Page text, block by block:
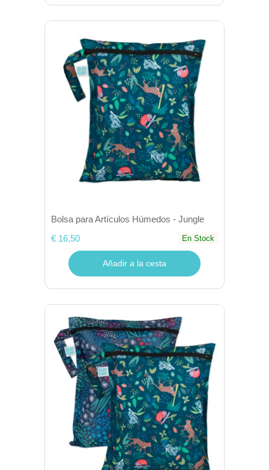
Bolsa para Artículos Húmedos - Jungle
€ 16,50
En Stock
Añadir a la cesta